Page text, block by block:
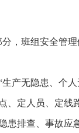
，班组安全管
产无隐患、个
、定人员、定
患排查、事故